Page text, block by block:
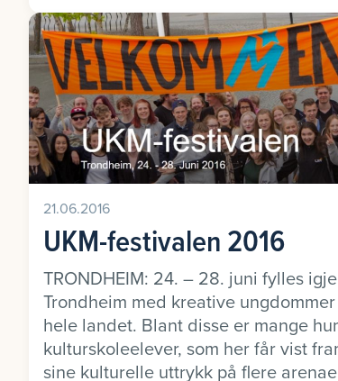
21.06.2016
UKM-festivalen 2016
TRONDHEIM: 24. – 28. juni fylles
Trondheim med kreative
hele landet. Blant disse er mange
kulturskoleelever, som her får vist
sine kulturelle uttrykk på flere